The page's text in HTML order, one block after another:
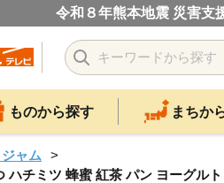
令和８年熊本地震 災害支
ものから探す まちか
ャム
ハチミツ 蜂蜜 紅茶 パン ヨーグル